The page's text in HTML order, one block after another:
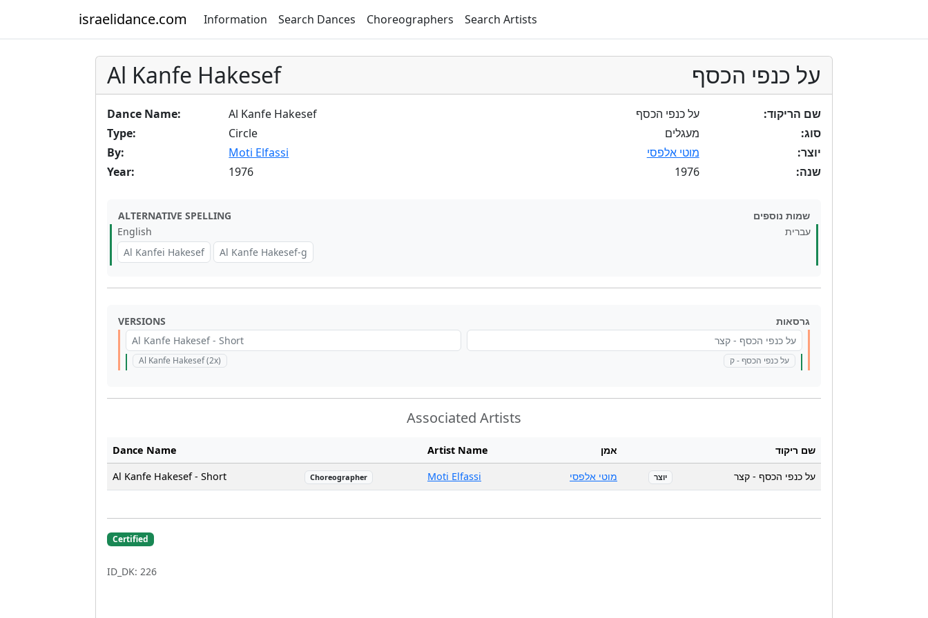
israelidance.com Information Search Dances Choreographers Search Artists
Al Kanfe Hakesef על כנפי הכסף
Dance Name:
Al Kanfe Hakesef
Type:
Circle
By:
Moti Elfassi
Year:
1976
שם הריקוד:
על כנפי הכסף
סוג:
מעגלים
יוצר:
מוטי אלפסי
שנה:
1976
ALTERNATIVE SPELLING
שמות נוספים
English
Al Kanfei Hakesef
Al Kanfe Hakesef-g
עברית
VERSIONS
גרסאות
Al Kanfe Hakesef - Short
Al Kanfe Hakesef (2x)
על כנפי הכסף - קצר
על כנפי הכסף - ק
Associated Artists
Dance Name Artist Name אמן
שם ריקוד
Al Kanfe Hakesef - Short
Choreographer Moti Elfassi מוטי אלפסי יוצר על כנפי הכסף - קצר
Certified
ID_DK: 226